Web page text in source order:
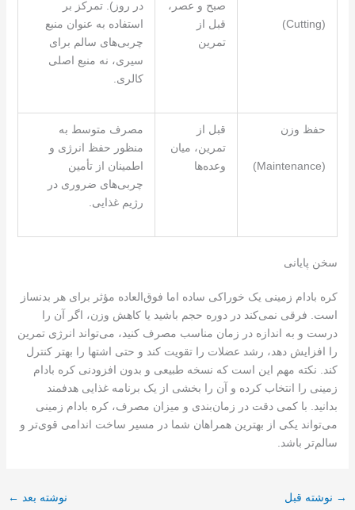
(Cutting)
صبح و عصر،
قبل از
تمرین
در روز). تمرکز بر
استفاده به عنوان منبع
چربی‌های سالم برای
سیری، نه منبع اصلی
کالری.
حفظ وزن
(Maintenance)
قبل از
تمرین، میان
وعده‌ها
مصرف متوسط به
منظور حفظ انرژی و
اطمینان از تأمین
چربی‌های ضروری در
رژیم غذایی.
سخن پایانی
کره بادام زمینی یک خوراکی ساده اما فوق‌العاده مؤثر برای هر بدنساز
است. فرقی نمی‌کند در دوره حجم باشید یا کاهش وزن، اگر آن را
درست و به اندازه در زمان مناسب مصرف کنید، می‌تواند انرژی تمرین
را افزایش دهد، رشد عضلات را تقویت کند و حتی اشتها را بهتر کنترل
کند. نکته مهم این است که نسخه طبیعی و بدون افزودنی کره بادام
زمینی را انتخاب کرده و آن را بخشی از یک برنامه غذایی هدفمند
بدانید. با کمی دقت در زمان‌بندی و میزان مصرف، کره بادام زمینی
می‌تواند یکی از بهترین همراهان شما در مسیر ساخت اندامی قوی‌تر و
سالم‌تر باشد.
→ نوشته قبل نوشته بعد ←